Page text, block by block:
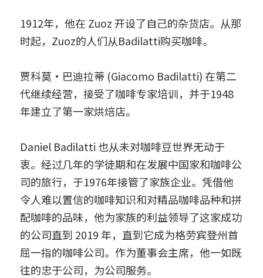
1912年，他在 Zuoz 开设了自己的杂货店。从那
时起，Zuoz的人们从Badilatti购买咖啡。
贾科莫·巴迪拉蒂 (Giacomo Badilatti) 在第二
代继续经营，接受了咖啡专家培训，并于1948
年建立了第一家烘焙店。
Daniel Badilatti 也从未对咖啡豆世界无动于
衷。经过几年的学徒期和在发展中国家和咖啡公
司的旅行，于1976年接管了家族企业。凭借他
令人难以置信的咖啡知识和对精品咖啡品种和拼
配咖啡的品味，他为家族的利益领导了这家成功
的公司直到 2019 年，直到它成为格劳宾登州首
屈一指的咖啡公司。作为董事会主席，他一如既
往的忠于公司，为公司服务。